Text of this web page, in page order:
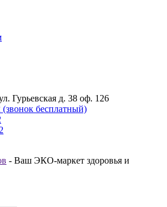
Гурьевская д. 38 оф. 126
(звонок бесплатный)
- Ваш ЭКО-маркет здоровья и